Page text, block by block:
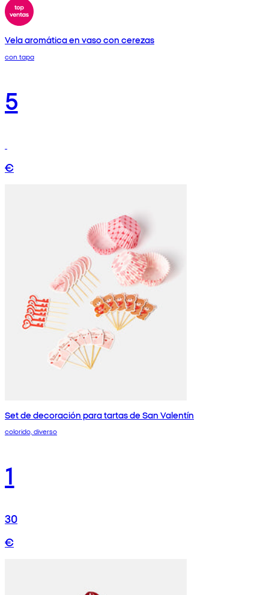
Vela aromática en vaso con cerezas
con tapa
5
€
Set de decoración para tartas de San Valentín
colorido, diverso
1
30
€